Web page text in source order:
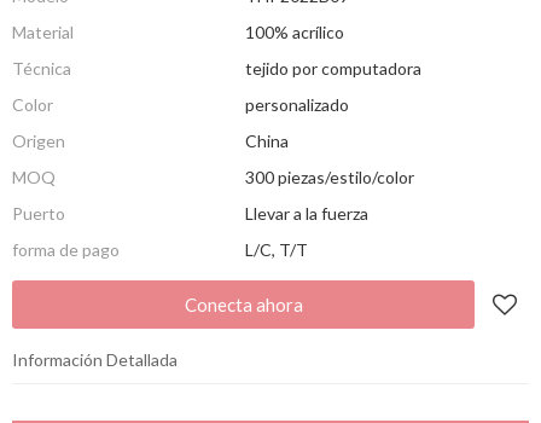
Material
100% acrílico
Técnica
tejido por computadora
Color
personalizado
Origen
China
MOQ
300 piezas/estilo/color
Puerto
Llevar a la fuerza
forma de pago
L/C, T/T
Conecta ahora
Información Detallada